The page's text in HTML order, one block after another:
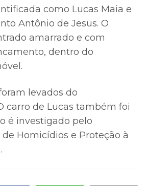
como Lucas Maia e
Antônio de Jesus. O
amarrado e com
dentro do
levados do
carro de Lucas também foi
é investigado pelo
Homicídios e Proteção à